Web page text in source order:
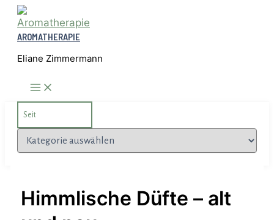
Zum
Inhalt
springen
AROMATHERAPIE
Eliane Zimmermann
for:
Kategorien
Himmlische Düfte – alt